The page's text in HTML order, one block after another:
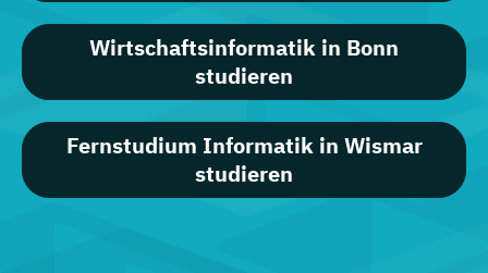
Wirtschaftsinformatik in Bonn
studieren
Fernstudium Informatik in Wismar
studieren